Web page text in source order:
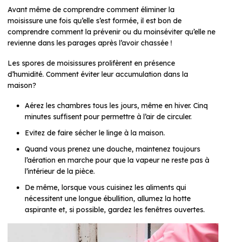
Avant même de comprendre comment éliminer la
moisissure une fois qu’elle s’est formée, il est bon de
comprendre comment la prévenir ou du moinséviter qu’elle ne
revienne dans les parages après l’avoir chassée !
Les spores de moisissures prolifèrent en présence
d’humidité. Comment éviter leur accumulation dans la
maison?
Aérez les chambres tous les jours, même en hiver. Cinq
minutes suffisent pour permettre à l’air de circuler.
Evitez de faire sécher le linge à la maison.
Quand vous prenez une douche, maintenez toujours
l’aération en marche pour que la vapeur ne reste pas à
l’intérieur de la pièce.
De même, lorsque vous cuisinez les aliments qui
nécessitent une longue ébullition, allumez la hotte
aspirante et, si possible, gardez les fenêtres ouvertes.